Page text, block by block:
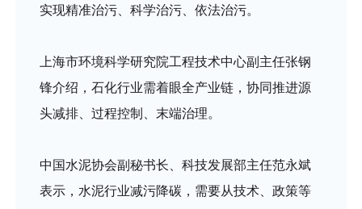
实现精准治污、科学治污、依法治污。
上海市环境科学研究院工程技术中心副主任张钢
锋介绍，石化行业需着眼全产业链，协同推进源
头减排、过程控制、末端治理。
中国水泥协会副秘书长、科技发展部主任范永斌
表示，水泥行业减污降碳，需要从技术、政策等